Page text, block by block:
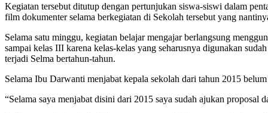
Kegiatan tersebut ditutup dengan pertunjukan siswa-siswi dalam
film dokumenter selama berkegiatan di Sekolah tersebut yang
Selama satu minggu, kegiatan belajar mengajar berlangsung
sampai kelas III karena kelas-kelas yang seharusnya digunakan
terjadi Selma bertahun-tahun.
Selama Ibu Darwanti menjabat kepala sekolah dari tahun 2015
“Selama saya menjabat disini dari 2015 saya sudah ajukan